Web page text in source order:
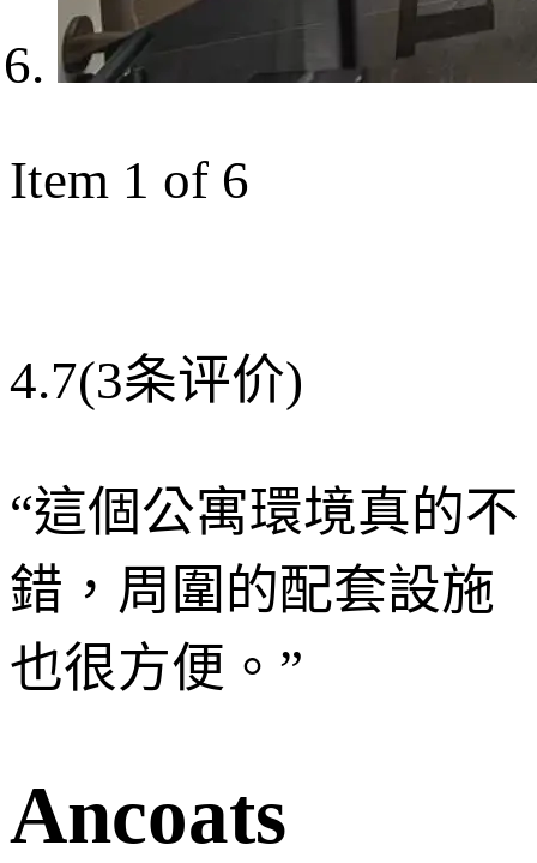
Item 1 of 6
4.7(3条评价)
“這個公寓環境真的不
錯，周圍的配套設施
也很方便。 ”
Ancoats